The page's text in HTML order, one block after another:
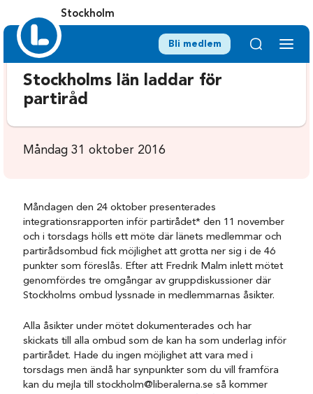
Stockholm
Bli medlem
Stockholms län laddar för
partiråd
Måndag 31 oktober 2016
Måndagen den 24 oktober presenterades
integrationsrapporten inför partirådet* den 11 november
och i torsdags hölls ett möte där länets medlemmar och
partirådsombud fick möjlighet att grotta ner sig i de 46
punkter som föreslås. Efter att Fredrik Malm inlett mötet
genomfördes tre omgångar av gruppdiskussioner där
Stockholms ombud lyssnade in medlemmarnas åsikter.
Alla åsikter under mötet dokumenterades och har
skickats till alla ombud som de kan ha som underlag inför
partirådet. Hade du ingen möjlighet att vara med i
torsdags men ändå har synpunkter som du vill framföra
kan du mejla till stockholm@liberalerna.se så kommer